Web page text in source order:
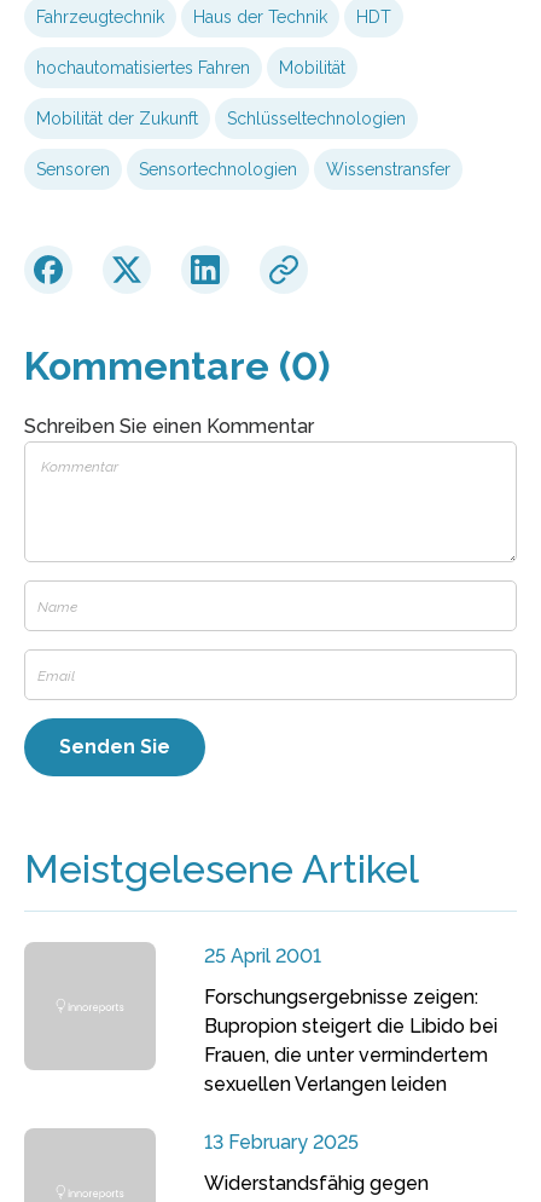
Fahrzeugtechnik Haus der Technik HDT
hochautomatisiertes Fahren Mobilität
Mobilität der Zukunft Schlüsseltechnologien
Sensoren Sensortechnologien Wissenstransfer
Kommentare (0)
Schreiben Sie einen Kommentar
Meistgelesene Artikel
25 April 2001
Forschungsergebnisse zeigen:
Bupropion steigert die Libido bei
Frauen, die unter vermindertem
sexuellen Verlangen leiden
13 February 2025
Widerstandsfähig gegen